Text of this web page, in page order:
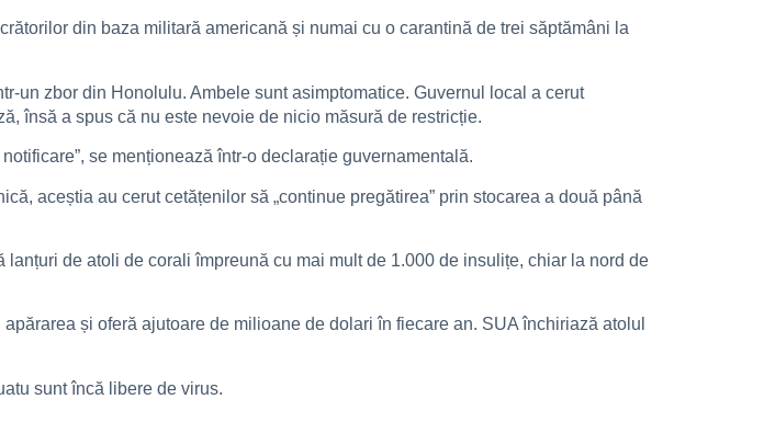
din baza militară americană și numai cu o carantină de trei săptămâni la
un zbor din Honolulu. Ambele sunt asimptomatice. Guvernul local a cerut
însă a spus că nu este nevoie de nicio măsură de restricție.
se menționează într-o declarație guvernamentală.
aceștia au cerut cetățenilor să „continue pregătirea” prin stocarea a două până
de atoli de corali împreună cu mai mult de 1.000 de insulițe, chiar la nord de
și oferă ajutoare de milioane de dolari în fiecare an. SUA închiriază atolul
sunt încă libere de virus.